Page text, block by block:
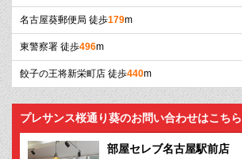
名古屋葵郵便局 徒歩179m
東警察署 徒歩496m
餃子の王将新栄町店 徒歩440m
プレサンス桜通り葵のお問い合わせはこちら
部屋セレブ名古屋駅前店